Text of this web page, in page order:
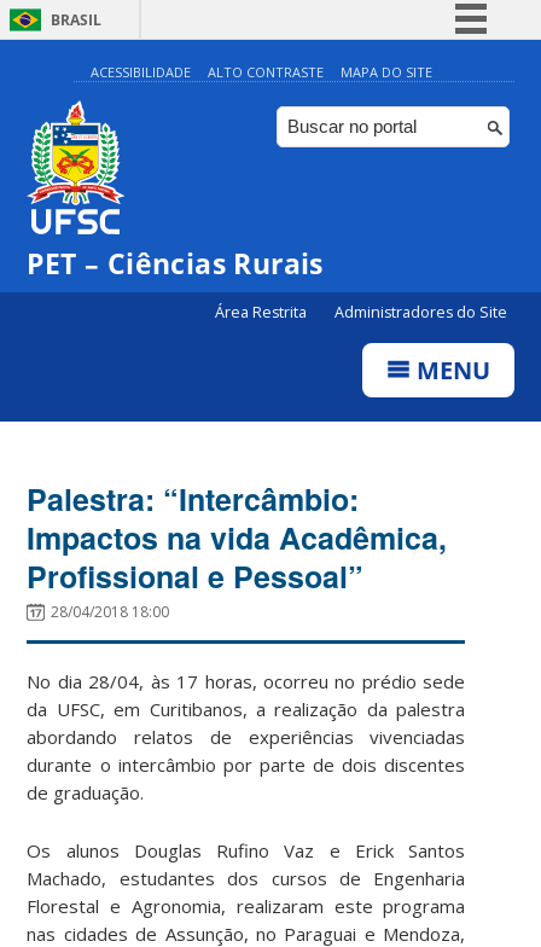
BRASIL
Simplifique!
Comunica BR
Participe
ACESSIBILIDADE ALTO CONTRASTE MAPA DO SITE
PET – Ciências Rurais
Área Restrita Administradores do Site
MENU
Palestra: “Intercâmbio:
Impactos na vida Acadêmica,
Profissional e Pessoal”
28/04/2018 18:00
No dia 28/04, às 17 horas, ocorreu no prédio sede
da UFSC, em Curitibanos, a realização da palestra
abordando relatos de experiências vivenciadas
durante o intercâmbio por parte de dois discentes
de graduação.
Os alunos Douglas Rufino Vaz e Erick Santos
Machado, estudantes dos cursos de Engenharia
Florestal e Agronomia, realizaram este programa
nas cidades de Assunção, no Paraguai e Mendoza,